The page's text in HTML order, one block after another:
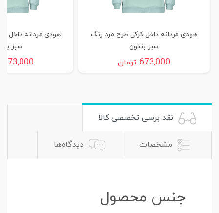
هودی مردانه داخل کرکی طرح مرد رنگ
سبز بنتون
673,000 تومان
هودی مردانه داخل
سبز
673,000
نقد برسی تخصصی کالا
مشخصات دیدگاه‌ها
جنس محصول